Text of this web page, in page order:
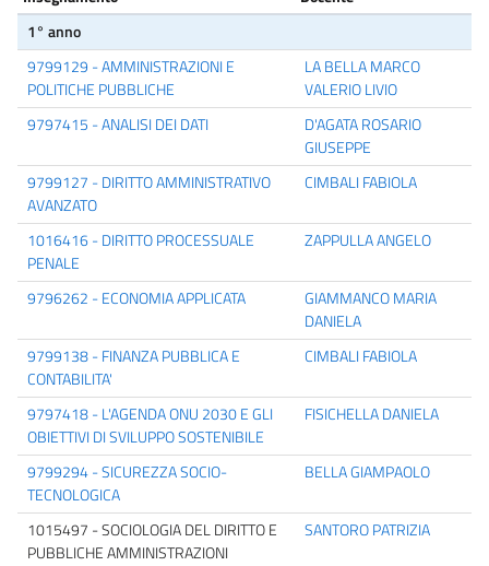
1° anno
9799129 - AMMINISTRAZIONI E
POLITICHE PUBBLICHE
LA BELLA MARCO
VALERIO LIVIO
9797415 - ANALISI DEI DATI
D'AGATA ROSARIO
GIUSEPPE
9799127 - DIRITTO AMMINISTRATIVO
AVANZATO
CIMBALI FABIOLA
1016416 - DIRITTO PROCESSUALE
PENALE
ZAPPULLA ANGELO
9796262 - ECONOMIA APPLICATA
GIAMMANCO MARIA
DANIELA
9799138 - FINANZA PUBBLICA E
CONTABILITA'
CIMBALI FABIOLA
9797418 - L'AGENDA ONU 2030 E GLI
OBIETTIVI DI SVILUPPO SOSTENIBILE
FISICHELLA DANIELA
9799294 - SICUREZZA SOCIO-
TECNOLOGICA
BELLA GIAMPAOLO
1015497 - SOCIOLOGIA DEL DIRITTO E
PUBBLICHE AMMINISTRAZIONI
SANTORO PATRIZIA